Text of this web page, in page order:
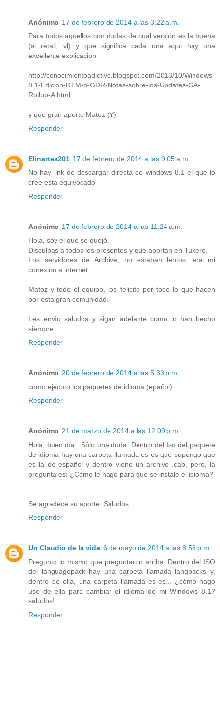
Anónimo 17 de febrero de 2014 a las 3:22 a.m.
Para todos aquellos con dudas de cual versión es la buena
(si retail, vl) y que significa cada una aqui hay una
excellente explicacion
http://conocimientoadictivo.blogspot.com/2013/10/Windows-
8.1-Edicion-RTM-o-GDR-Notas-sobre-los-Updates-GA-
Rollup-A.html
y que gran aporte Matoz (Y)
Responder
Elinartea201 17 de febrero de 2014 a las 9:05 a.m.
No hay link de descargar directa de windows 8.1 el que lo
cree esta equivocado
Responder
Anónimo 17 de febrero de 2014 a las 11:24 a.m.
Hola, soy el que se quejò..
Disculpas a todos los presentes y que aportan en Tukero.
Los servidores de Archive, no estaban lentos, era mi
conexion a internet.
Matoz y todo el equipo, los felicito por todo lo que hacen
por esta gran comunidad.
Les envìo saludos y sigan adelante como lo han hecho
siempre..
Responder
Anónimo 20 de febrero de 2014 a las 5:33 p.m.
como ejecuto los paquetes de idioma (epañol)
Responder
Anónimo 21 de marzo de 2014 a las 12:09 p.m.
Hola, buen día.. Sólo una duda. Dentro del Iso del paquete
de idioma hay una carpeta llamada es-es que supongo que
es la de español y dentro viene un archivo .cab, pero, la
pregunta es: ¿Cómo le hago para que se instale el idioma?
Se agradece su aporte. Saludos.
Responder
Un Claudio de la vida 6 de mayo de 2014 a las 8:56 p.m.
Pregunto lo mismo que preguntaron arriba: Dentro del ISO
del languagepack hay una carpeta llamada langpacks y,
dentro de ella, una carpeta llamada es-es... ¿cómo hago
uso de ella para cambiar el idioma de mi Windows 8.1?
saludos!
Responder